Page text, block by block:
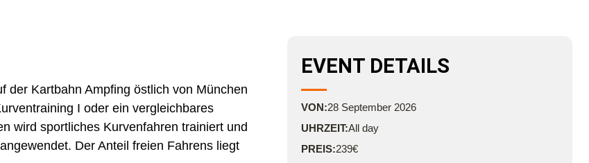
der Kartbahn Ampfing östlich von München
I oder ein vergleichbares
wird sportliches Kurvenfahren trainiert und
Der Anteil freien Fahrens liegt
EVENT DETAILS
VON:28 September 2026
UHRZEIT:All day
PREIS:239€